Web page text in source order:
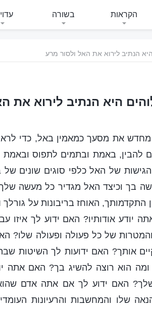
הקראות בשורה
הנתיב לירוא את האל ולסור מרע
היא הנתיב לירוא את
את מסעך כמאמין באל, כדי
להבין, באמת ובתמים לתפוס
של האל כלפי סוגים שונים
בך וכיצד האל מגדיר כל מעשה
התקדמותך, האוחז בריבונות על
יודע אודותיו? האם ידוע לך איזו
של כל פעולה ופעולה שלו?
אותך? האם ידועות לך השיטות
הוא רוצה להשיג בך? האם אתה
שלך? האם ידוע לך אם אתה אדם
שלו והמחשבות והרעיונות